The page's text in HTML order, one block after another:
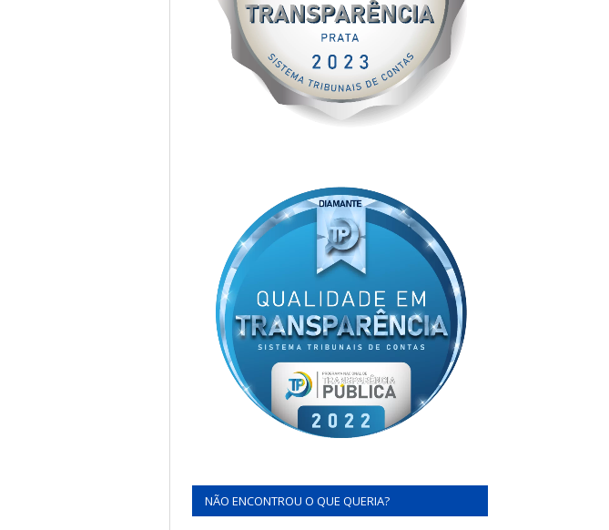
NÃO ENCONTROU O QUE QUERIA?